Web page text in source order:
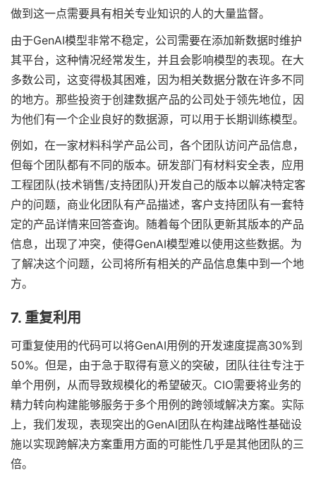
做到这一点需要具有相关专业知识的人的大量监督。
由于GenAI模型非常不稳定，公司需要在添加新数据时维护
其平台，这种情况经常发生，并且会影响模型的表现。在大
多数公司，这变得极其困难，因为相关数据分散在许多不同
的地方。那些投资于创建数据产品的公司处于领先地位，因
为他们有一个企业良好的数据源，可以用于长期训练模型。
例如，在一家材料科学产品公司，各个团队访问产品信息，
但每个团队都有不同的版本。研发部门有材料安全表，应用
工程团队(技术销售/支持团队)开发自己的版本以解决特定客
户的问题，商业化团队有产品描述，客户支持团队有一套特
定的产品详情来回答查询。随着每个团队更新其版本的产品
信息，出现了冲突，使得GenAI模型难以使用这些数据。为
了解决这个问题，公司将所有相关的产品信息集中到一个地
方。
7. 重复利用
可重复使用的代码可以将GenAI用例的开发速度提高30%到
50%。但是，由于急于取得有意义的突破，团队往往专注于
单个用例，从而导致规模化的希望破灭。CIO需要将业务的
精力转向构建能够服务于多个用例的跨领域解决方案。实际
上，我们发现，表现突出的GenAI团队在构建战略性基础设
施以实现跨解决方案重用方面的可能性几乎是其他团队的三
倍。